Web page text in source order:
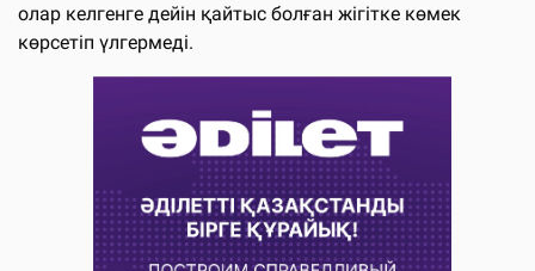
олар келгенге дейін қайтыс болған жігітке көмек
көрсетіп үлгермеді.